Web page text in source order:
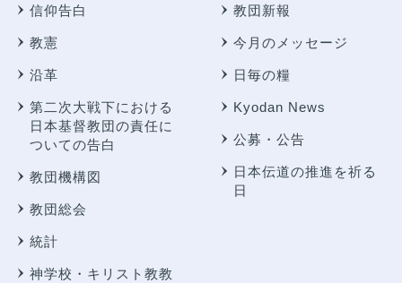
信仰告白
教憲
沿革
第二次大戦下における
日本基督教団の責任に
ついての告白
教団機構図
教団総会
統計
神学校・キリスト教教
教団新報
今月のメッセージ
日毎の糧
Kyodan News
公募・公告
日本伝道の推進を祈る
日